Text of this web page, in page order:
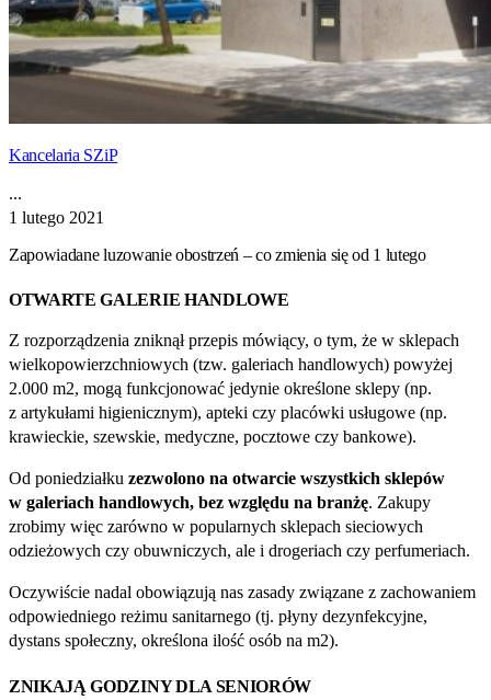
Kancelaria SZiP
...
1 lutego 2021
Zapowiadane luzowanie obostrzeń – co zmienia się od 1 lutego
OTWARTE GALERIE HANDLOWE
Z rozporządzenia zniknął przepis mówiący, o tym, że w sklepach
wielkopowierzchniowych (tzw. galeriach handlowych) powyżej
2.000 m2, mogą funkcjonować jedynie określone sklepy (np.
z artykułami higienicznym), apteki czy placówki usługowe (np.
krawieckie, szewskie, medyczne, pocztowe czy bankowe).
Od poniedziałku zezwolono na otwarcie wszystkich sklepów
w galeriach handlowych, bez względu na branżę. Zakupy
zrobimy więc zarówno w popularnych sklepach sieciowych
odzieżowych czy obuwniczych, ale i drogeriach czy perfumeriach.
Oczywiście nadal obowiązują nas zasady związane z zachowaniem
odpowiedniego reżimu sanitarnego (tj. płyny dezynfekcyjne,
dystans społeczny, określona ilość osób na m2).
ZNIKAJĄ GODZINY DLA SENIORÓW